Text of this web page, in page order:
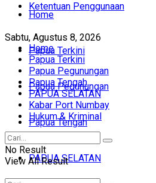
Ketentuan Penggunaan
Sabtu, Agustus 8, 2026
Home
Papua Terkini
Papua Pegunungan
Papua Tengah
PAPUA SELATAN
Home
Papua Terkini
Papua Pegunungan
Papua Tengah
PAPUA SELATAN
Kabar Port Numbay
Hukum & Kriminal
No Result
View All Result